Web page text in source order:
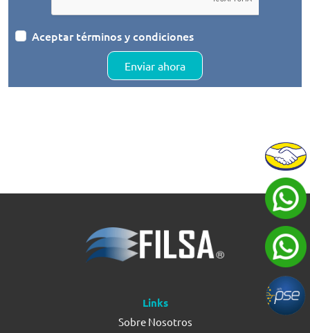
Aceptar términos y condiciones
Enviar ahora
Links
Sobre Nosotros